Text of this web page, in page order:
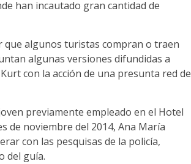
han incautado gran cantidad de
que algunos turistas compran o traen
algunas versiones difundidas a
con la acción de una presunta red de
previamente empleado en el Hotel
de noviembre del 2014, Ana María
con las pesquisas de la policía,
del guía.